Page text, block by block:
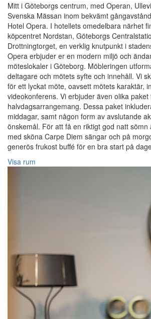
Mitt i Göteborgs centrum, med Operan,
Svenska Mässan inom bekvämt
Hotel Opera. I hotellets omedelbara närhet
köpcentret Nordstan, Göteborgs
Drottningtorget, en verklig knutpunkt i
Opera erbjuder er en modern miljö och
möteslokaler i Göteborg. Möbleringen
deltagare och mötets syfte och innehåll. Vi
för ett lyckat möte, oavsett mötets karaktär,
videokonferens. Vi erbjuder även olika
halvdagsarrangemang. Dessa paket
middagar, samt någon form av avslutande
önskemål. För att få en riktigt god natt
med sköna Carpe Diem sängar och på
generös frukost buffé för en bra start på
Visa rum